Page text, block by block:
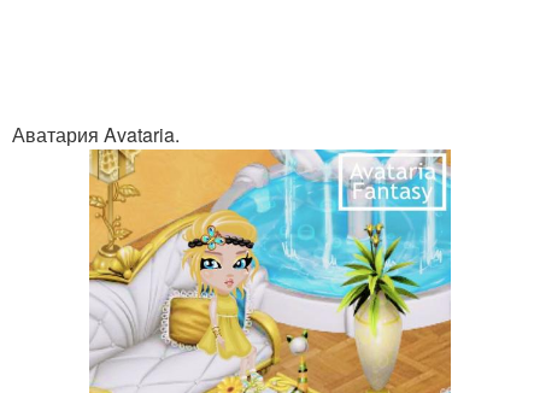
Аватария Avataria.